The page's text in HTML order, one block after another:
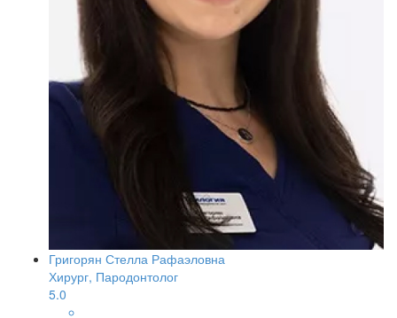
Григорян Стелла Рафаэловна
Хирург, Пародонтолог
5.0